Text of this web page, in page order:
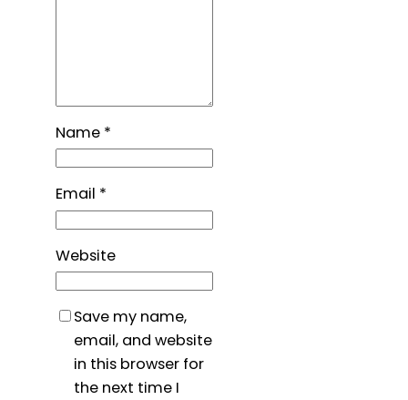
Name *
Email *
Website
Save my name,
email, and website
in this browser for
the next time I